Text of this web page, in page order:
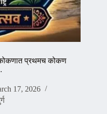
कोकणात प्रथमच कोकण
17, 2026